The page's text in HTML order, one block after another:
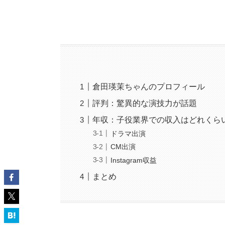
倉田瑛茉ちゃんのプロフィール
評判：驚異的な演技力が話題
年収：子役業界での収入はどれくら
ドラマ出演
CM出演
Instagram収益
まとめ